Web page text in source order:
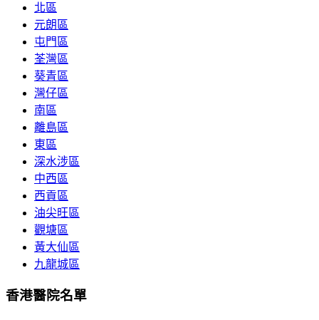
北區
元朗區
屯門區
荃灣區
葵青區
灣仔區
南區
離島區
東區
深水涉區
中西區
西貢區
油尖旺區
觀塘區
黃大仙區
九龍城區
香港醫院名單